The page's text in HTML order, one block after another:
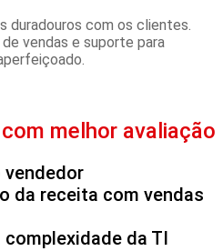
duradouros com os clientes.
vendas e suporte para
melhor avaliação
vendedor
da receita com vendas
da TI